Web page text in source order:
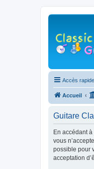
Accès rapide
Accueil
Guitare
En accédant
vous
possible pour
acceptation